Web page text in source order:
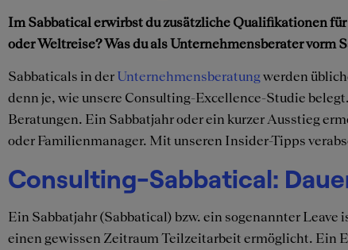
Im Sabbatical erwirbst du zusätzliche Qualifikationen
oder Weltreise? Was du als Unternehmensberater vorm
Sabbaticals in der Unternehmensberatung werden
denn je, wie unsere Consulting-Excellence-Studie
Beratungen. Ein Sabbatjahr oder ein kurzer Ausstieg
oder Familienmanager. Mit unseren Insider-Tipps
Consulting-Sabbatical:
Ein Sabbatjahr (Sabbatical) bzw. ein sogenannter
einen gewissen Zeitraum Teilzeitarbeit ermöglicht. Ein